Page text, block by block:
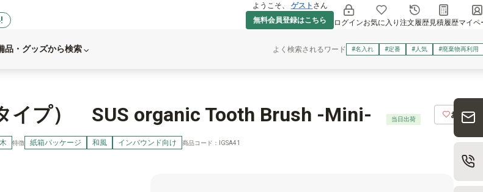
ようこそ、 ゲスト さん
無料会員登録はこちら
ログインお気に入り 注文履歴見積履歴マイペ
品・グッズから検索 よく検索されるワード #名入れ #定番 #人気 #廃棄物再利用
イプ） SUS organic Tooth Brush -Mini- 当日出荷
お気に入
特徴 紙箱パッケージ 和風 インバウンド向け 商品コード：IGSA41